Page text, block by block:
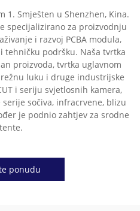
1. Smješten u Shenzhen, Kina.
specijalizirano za proizvodnju
i razvoj PCBA modula,
tehničku podršku. Naša tvrtka
proizvoda, tvrtka uglavnom
luku i druge industrijske
i seriju svjetlosnih kamera,
sočiva, infracrvene, blizu
je podnio zahtjev za srodne
ponudu